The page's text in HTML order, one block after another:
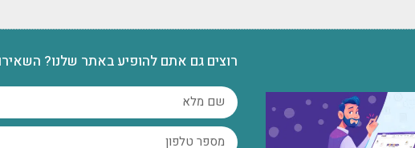
רוצים גם אתם להופיע באתר שלנו?